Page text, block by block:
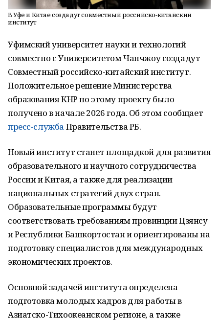
В Уфе и Китае создадут совместный российско-китайский
институт
Уфимский университет науки и технологий
совместно с Университетом Чанчжоу создадут
Совместный российско-китайский институт.
Положительное решение Министерства
образования КНР по этому проекту было
получено в начале 2026 года. Об этом сообщает
пресс-служба Правительства РБ.
Новый институт станет площадкой для развития
образовательного и научного сотрудничества
России и Китая, а также для реализации
национальных стратегий двух стран.
Образовательные программы будут
соответствовать требованиям провинции Цзянсу
и Республики Башкортостан и ориентированы на
подготовку специалистов для международных
экономических проектов.
Основной задачей института определена
подготовка молодых кадров для работы в
Азиатско-Тихоокеанском регионе, а также